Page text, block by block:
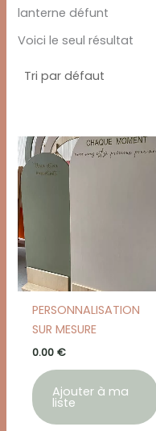
lanterne défunt
Voici le seul résultat
PERSONNALISATION
SUR MESURE
0.00 €
Ajouter à ma
liste